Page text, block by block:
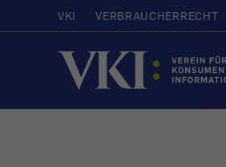
VKI VERBRAUCHERRECHT
Startseite